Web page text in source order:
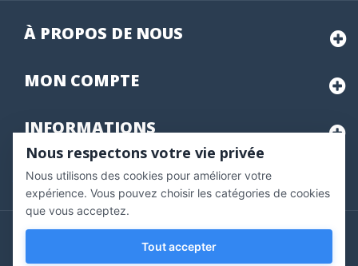
À PROPOS DE NOUS
MON COMPTE
INFORMATIONS
Marchand approuvé par la Société des Avis Garantis,
pour vérifier .
Copyright © 2020 Vernazobres Grego - tous droits
réservés.
Nous respectons votre vie privée
Nous utilisons des cookies pour améliorer votre
expérience. Vous pouvez choisir les catégories de cookies
que vous acceptez.
Tout accepter